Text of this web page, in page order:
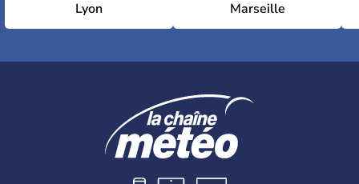
Lyon Marseille